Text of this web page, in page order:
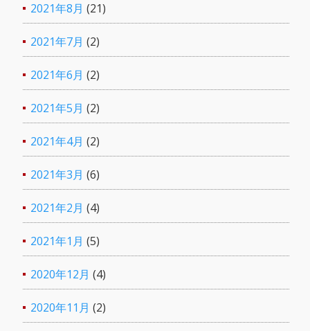
2021年8月 (21)
2021年7月 (2)
2021年6月 (2)
2021年5月 (2)
2021年4月 (2)
2021年3月 (6)
2021年2月 (4)
2021年1月 (5)
2020年12月 (4)
2020年11月 (2)